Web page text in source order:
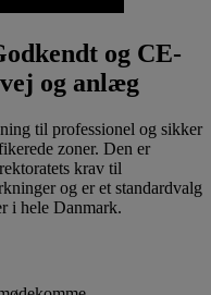
og CE-
og anlæg
til professionel og sikker
zoner. Den er
krav til
og er et standardvalg
i hele Danmark.